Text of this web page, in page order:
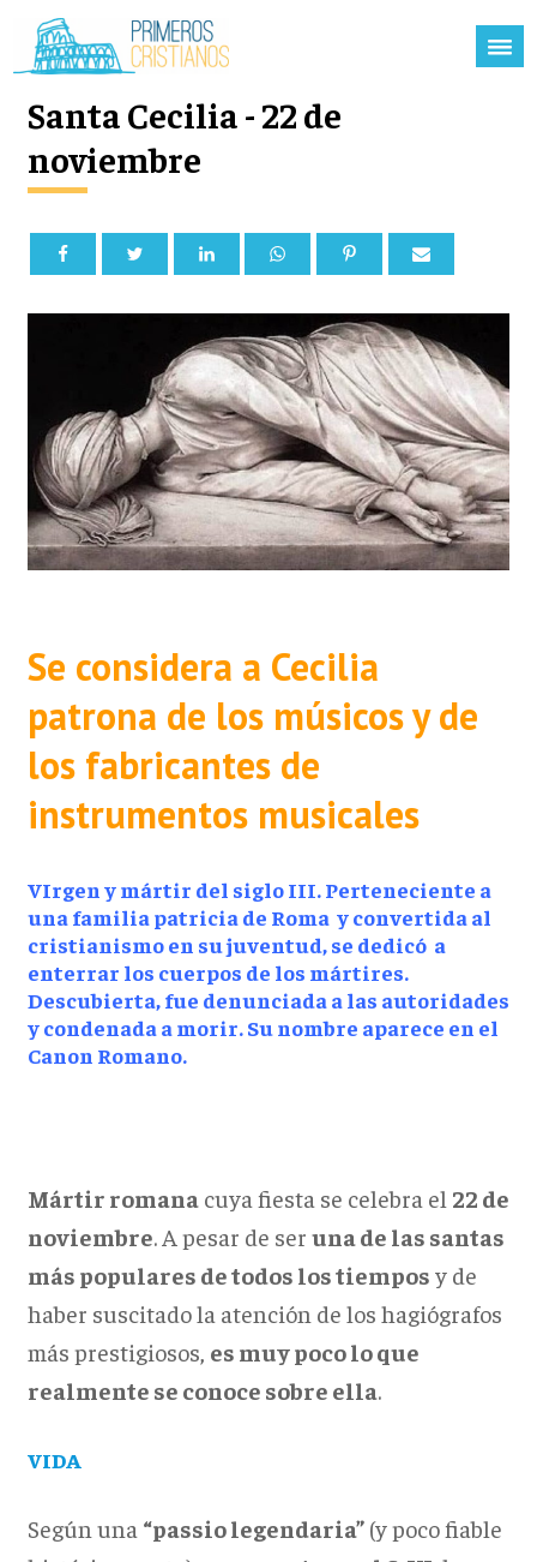
Santa Cecilia - 22 de
noviembre
Se considera a Cecilia
patrona de los músicos y de
los fabricantes de
instrumentos musicales
VIrgen y mártir del siglo III. Perteneciente a
una familia patricia de Roma y convertida al
cristianismo en su juventud, se dedicó a
enterrar los cuerpos de los mártires.
Descubierta, fue denunciada a las autoridades
y condenada a morir. Su nombre aparece en el
Canon Romano.
Mártir romanacuya fiesta se celebra el 22 de
noviembre. A pesar de ser una de las santas
más populares de todos los tiempos y de
haber suscitado la atención de los hagiógrafos
más prestigiosos, es muy poco lo que
realmente se conoce sobre ella.
VIDA
Según una “passio legendaria”(y poco fiable